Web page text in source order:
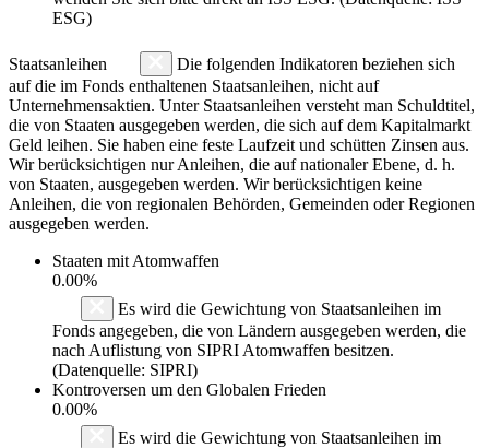
ESG)
Staatsanleihen
Die folgenden Indikatoren beziehen sich
auf die im Fonds enthaltenen Staatsanleihen, nicht auf
Unternehmensaktien. Unter Staatsanleihen versteht man Schuldtitel,
die von Staaten ausgegeben werden, die sich auf dem Kapitalmarkt
Geld leihen. Sie haben eine feste Laufzeit und schütten Zinsen aus.
Wir berücksichtigen nur Anleihen, die auf nationaler Ebene, d. h.
von Staaten, ausgegeben werden. Wir berücksichtigen keine
Anleihen, die von regionalen Behörden, Gemeinden oder Regionen
ausgegeben werden.
Staaten mit Atomwaffen
0.00%
Es wird die Gewichtung von Staatsanleihen im
Fonds angegeben, die von Ländern ausgegeben werden, die
nach Auflistung von SIPRI Atomwaffen besitzen.
(Datenquelle: SIPRI)
Kontroversen um den Globalen Frieden
0.00%
Es wird die Gewichtung von Staatsanleihen im